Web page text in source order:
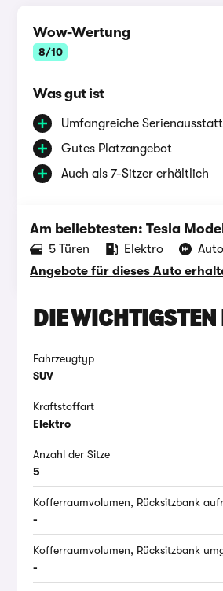
Wow-Wertung
8/10
Was gut ist
Umfangreiche
Gutes Platzangebot
Auch als 7-Sitzer erhältlich
Am beliebtesten: Tesla
‪5‬ Türen Elektro
Angebote für dieses Auto
DIE WICHTIGSTEN
Fahrzeugtyp
SUV
Kraftstoffart
Elektro
Anzahl der Sitze
5
Kofferraumvolumen, Rücksitzbank
-
Kofferraumvolumen, Rücksitzbank
-